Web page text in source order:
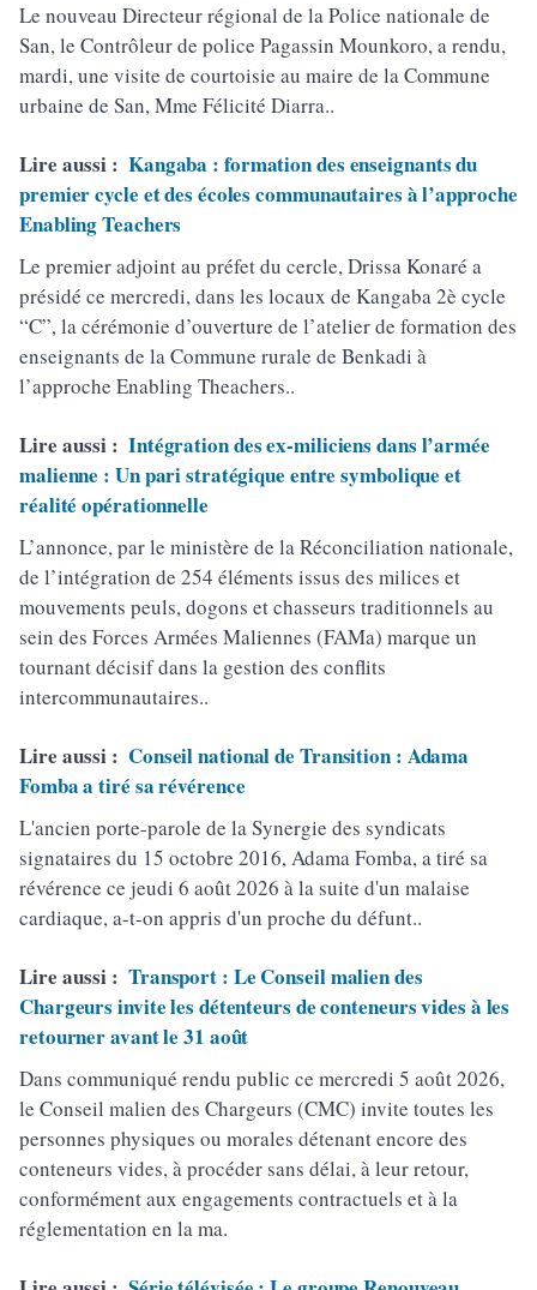
Le nouveau Directeur régional de la Police nationale de
San, le Contrôleur de police Pagassin Mounkoro, a rendu,
mardi, une visite de courtoisie au maire de la Commune
urbaine de San, Mme Félicité Diarra..
Lire aussi : Kangaba : formation des enseignants du
premier cycle et des écoles communautaires à l’approche
Enabling Teachers
Le premier adjoint au préfet du cercle, Drissa Konaré a
présidé ce mercredi, dans les locaux de Kangaba 2è cycle
“C”, la cérémonie d’ouverture de l’atelier de formation des
enseignants de la Commune rurale de Benkadi à
l’approche Enabling Theachers..
Lire aussi : Intégration des ex-miliciens dans l’armée
malienne : Un pari stratégique entre symbolique et
réalité opérationnelle
L’annonce, par le ministère de la Réconciliation nationale,
de l’intégration de 254 éléments issus des milices et
mouvements peuls, dogons et chasseurs traditionnels au
sein des Forces Armées Maliennes (FAMa) marque un
tournant décisif dans la gestion des conflits
intercommunautaires..
Lire aussi : Conseil national de Transition : Adama
Fomba a tiré sa révérence
L'ancien porte-parole de la Synergie des syndicats
signataires du 15 octobre 2016, Adama Fomba, a tiré sa
révérence ce jeudi 6 août 2026 à la suite d'un malaise
cardiaque, a-t-on appris d'un proche du défunt..
Lire aussi : Transport : Le Conseil malien des
Chargeurs invite les détenteurs de conteneurs vides à les
retourner avant le 31 août
Dans communiqué rendu public ce mercredi 5 août 2026,
le Conseil malien des Chargeurs (CMC) invite toutes les
personnes physiques ou morales détenant encore des
conteneurs vides, à procéder sans délai, à leur retour,
conformément aux engagements contractuels et à la
réglementation en la ma.